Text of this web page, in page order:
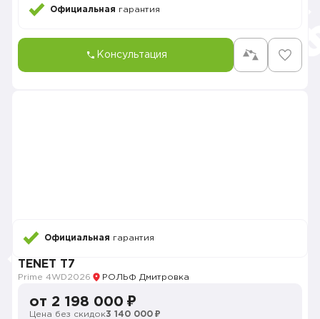
Официальная гарантия
Консультация
Официальная гарантия
TENET T7
Prime 4WD2026 РОЛЬФ Дмитровка
от 2 198 000 ₽
Цена без скидок3 140 000 ₽